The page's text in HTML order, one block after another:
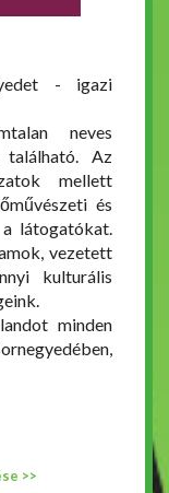
- igazi
neves
található. Az
mellett
és
látogatókat.
vezetett
kulturális
minden
>>